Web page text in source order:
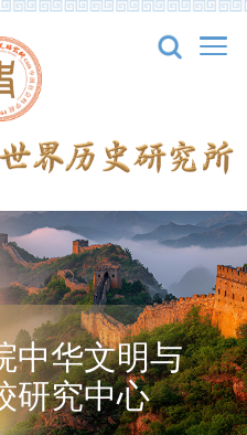
中华文明与
研究中心